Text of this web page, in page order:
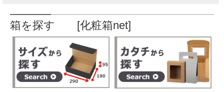
箱を探す [化粧箱net]